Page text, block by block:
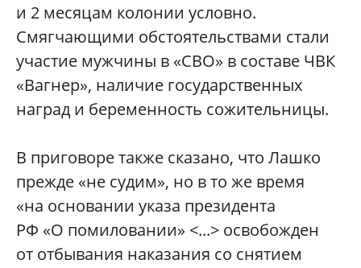
и 2 месяцам колонии условно.
Смягчающими обстоятельствами стали
участие мужчины в «СВО» в составе ЧВК
«Вагнер», наличие государственных
наград и беременность сожительницы.
В приговоре также сказано, что Лашко
прежде «не судим», но в то же время
«на основании указа президента
РФ «О помиловании» <...> освобожден
от отбывания наказания со снятием